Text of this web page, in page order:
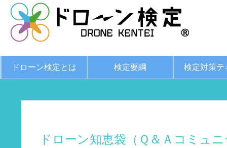
ドローン検定とは 検定要綱 検定対策テ
ドローン知恵袋（Ｑ＆Ａコミュ